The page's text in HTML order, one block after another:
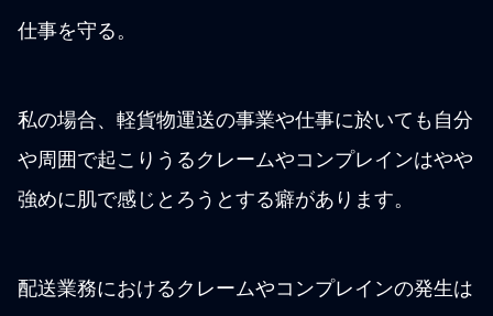
仕事を守る。
私の場合、軽貨物運送の事業や仕事に於いても自分
や周囲で起こりうるクレームやコンプレインはやや
強めに肌で感じとろうとする癖があります。
配送業務におけるクレームやコンプレインの発生は